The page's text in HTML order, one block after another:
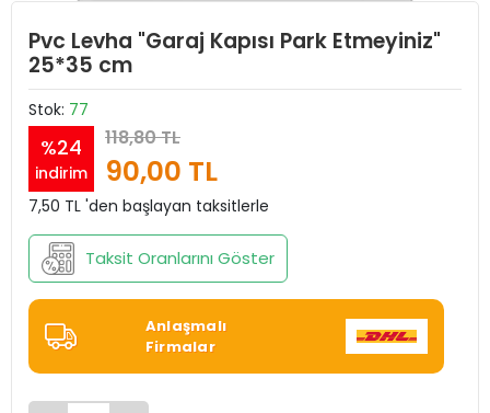
Pvc Levha "Garaj Kapısı Park Etmeyiniz"
25*35 cm
Stok: 77
%24
indirim
118,80 TL
90,00 TL
7,50 TL 'den başlayan taksitlerle
Taksit Oranlarını Göster
Anlaşmalı
Firmalar